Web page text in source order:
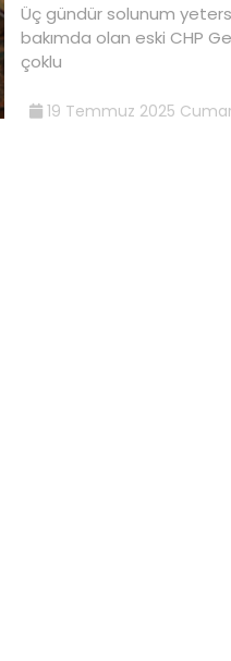
Üç gündür solunum
bakımda olan eski CHP
çoklu
19 Temmuz 2025